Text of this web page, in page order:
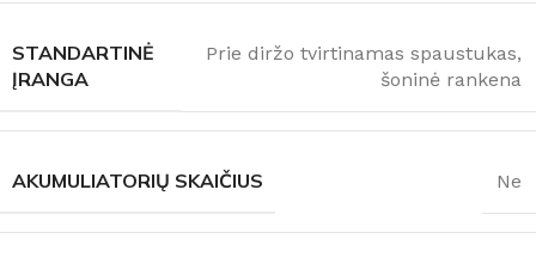
STANDARTINĖ
ĮRANGA
Prie diržo tvirtinamas spaustukas,
šoninė rankena
AKUMULIATORIŲ SKAIČIUS Ne